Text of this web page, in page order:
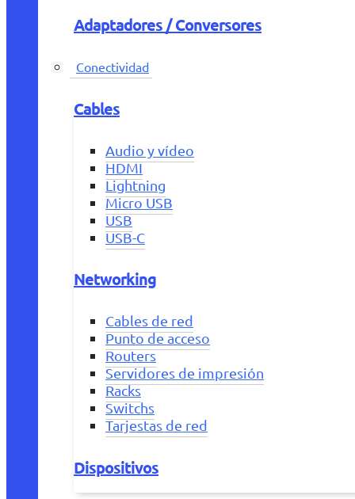
Adaptadores / Conversores
Conectividad
Cables
Audio y vídeo
HDMI
Lightning
Micro USB
USB
USB-C
Networking
Cables de red
Punto de acceso
Routers
Servidores de impresión
Racks
Switchs
Tarjestas de red
Dispositivos